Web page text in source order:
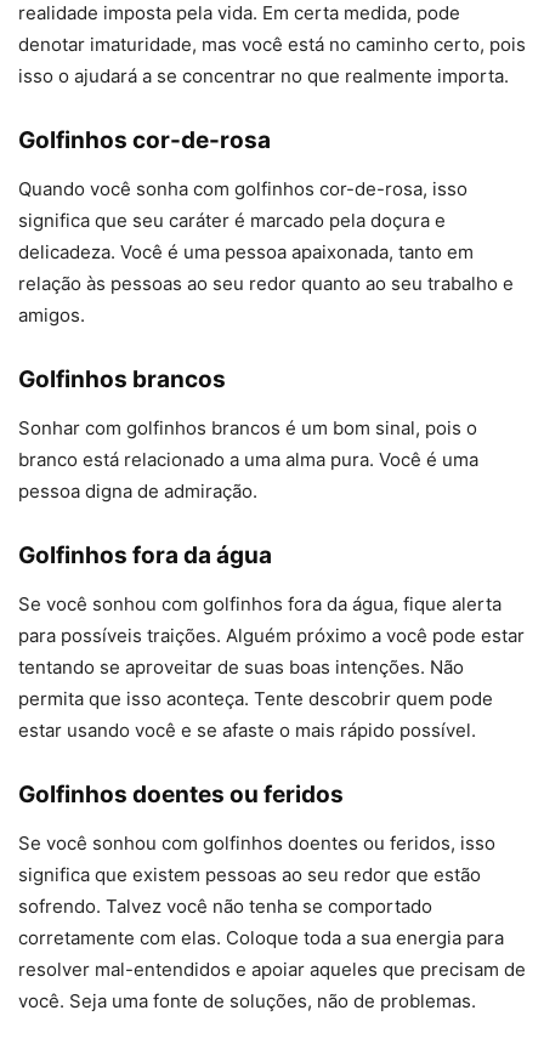
realidade imposta pela vida. Em certa medida, pode
denotar imaturidade, mas você está no caminho certo, pois
isso o ajudará a se concentrar no que realmente importa.
Golfinhos cor-de-rosa
Quando você sonha com golfinhos cor-de-rosa, isso
significa que seu caráter é marcado pela doçura e
delicadeza. Você é uma pessoa apaixonada, tanto em
relação às pessoas ao seu redor quanto ao seu trabalho e
amigos.
Golfinhos brancos
Sonhar com golfinhos brancos é um bom sinal, pois o
branco está relacionado a uma alma pura. Você é uma
pessoa digna de admiração.
Golfinhos fora da água
Se você sonhou com golfinhos fora da água, fique alerta
para possíveis traições. Alguém próximo a você pode estar
tentando se aproveitar de suas boas intenções. Não
permita que isso aconteça. Tente descobrir quem pode
estar usando você e se afaste o mais rápido possível.
Golfinhos doentes ou feridos
Se você sonhou com golfinhos doentes ou feridos, isso
significa que existem pessoas ao seu redor que estão
sofrendo. Talvez você não tenha se comportado
corretamente com elas. Coloque toda a sua energia para
resolver mal-entendidos e apoiar aqueles que precisam de
você. Seja uma fonte de soluções, não de problemas.